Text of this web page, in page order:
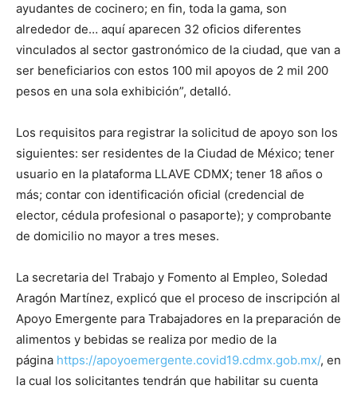
ayudantes de cocinero; en fin, toda la gama, son
alrededor de… aquí aparecen 32 oficios diferentes
vinculados al sector gastronómico de la ciudad, que van a
ser beneficiarios con estos 100 mil apoyos de 2 mil 200
pesos en una sola exhibición”, detalló.
Los requisitos para registrar la solicitud de apoyo son los
siguientes: ser residentes de la Ciudad de México; tener
usuario en la plataforma LLAVE CDMX; tener 18 años o
más; contar con identificación oficial (credencial de
elector, cédula profesional o pasaporte); y comprobante
de domicilio no mayor a tres meses.
La secretaria del Trabajo y Fomento al Empleo, Soledad
Aragón Martínez, explicó que el proceso de inscripción al
Apoyo Emergente para Trabajadores en la preparación de
alimentos y bebidas se realiza por medio de la
página https://apoyoemergente.covid19.cdmx.gob.mx/, en
la cual los solicitantes tendrán que habilitar su cuenta